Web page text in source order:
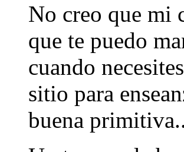
No creo que mi
que te puedo
cuando
sitio para
buena